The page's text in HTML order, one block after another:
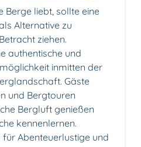
Berge liebt, sollte eine
Alternative zu
ziehen.
authentische und
inmitten der
Gäste
und Bergtouren
Bergluft genießen
kennenlernen.
Abenteuerlustige und